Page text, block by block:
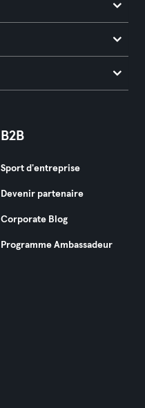
B2B
Sport d'entreprise
Devenir partenaire
Corporate Blog
Programme Ambassadeur